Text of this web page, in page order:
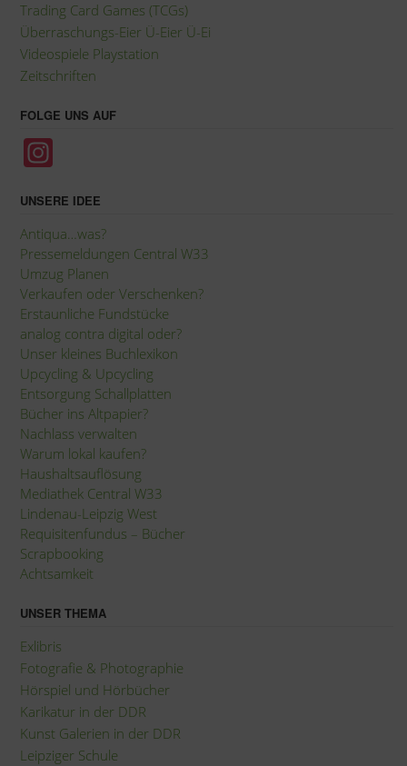
Trading Card Games (TCGs)
Überraschungs-Eier Ü-Eier Ü-Ei
Videospiele Playstation
Zeitschriften
FOLGE UNS AUF
a
gr
a
m
UNSERE IDEE
Antiqua…was?
Pressemeldungen Central W33
Umzug Planen
Verkaufen oder Verschenken?
Erstaunliche Fundstücke
analog contra digital oder?
Unser kleines Buchlexikon
Upcycling & Upcycling
Entsorgung Schallplatten
Bücher ins Altpapier?
Nachlass verwalten
Warum lokal kaufen?
Haushaltsauflösung
Mediathek Central W33
Lindenau-Leipzig West
Requisitenfundus – Bücher
Scrapbooking
Achtsamkeit
UNSER THEMA
Exlibris
Fotografie & Photographie
Hörspiel und Hörbücher
Karikatur in der DDR
Kunst Galerien in der DDR
Leipziger Schule